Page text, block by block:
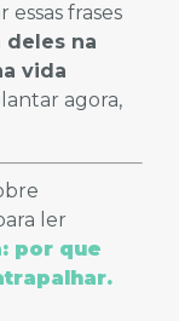
essas frases
deles na
vida
agora,
ler
por que